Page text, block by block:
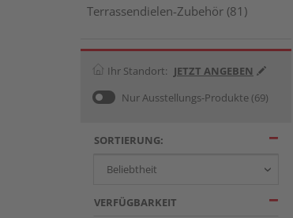
Terrassendielen-Zubehör (81)
Ihr Standort: JETZT ANGEBEN
Nur Ausstellungs-Produkte (69)
SORTIERUNG:
VERFÜGBARKEIT